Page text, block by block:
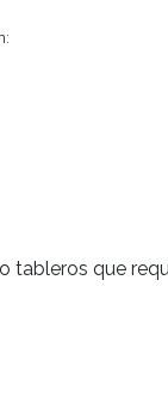
tableros que